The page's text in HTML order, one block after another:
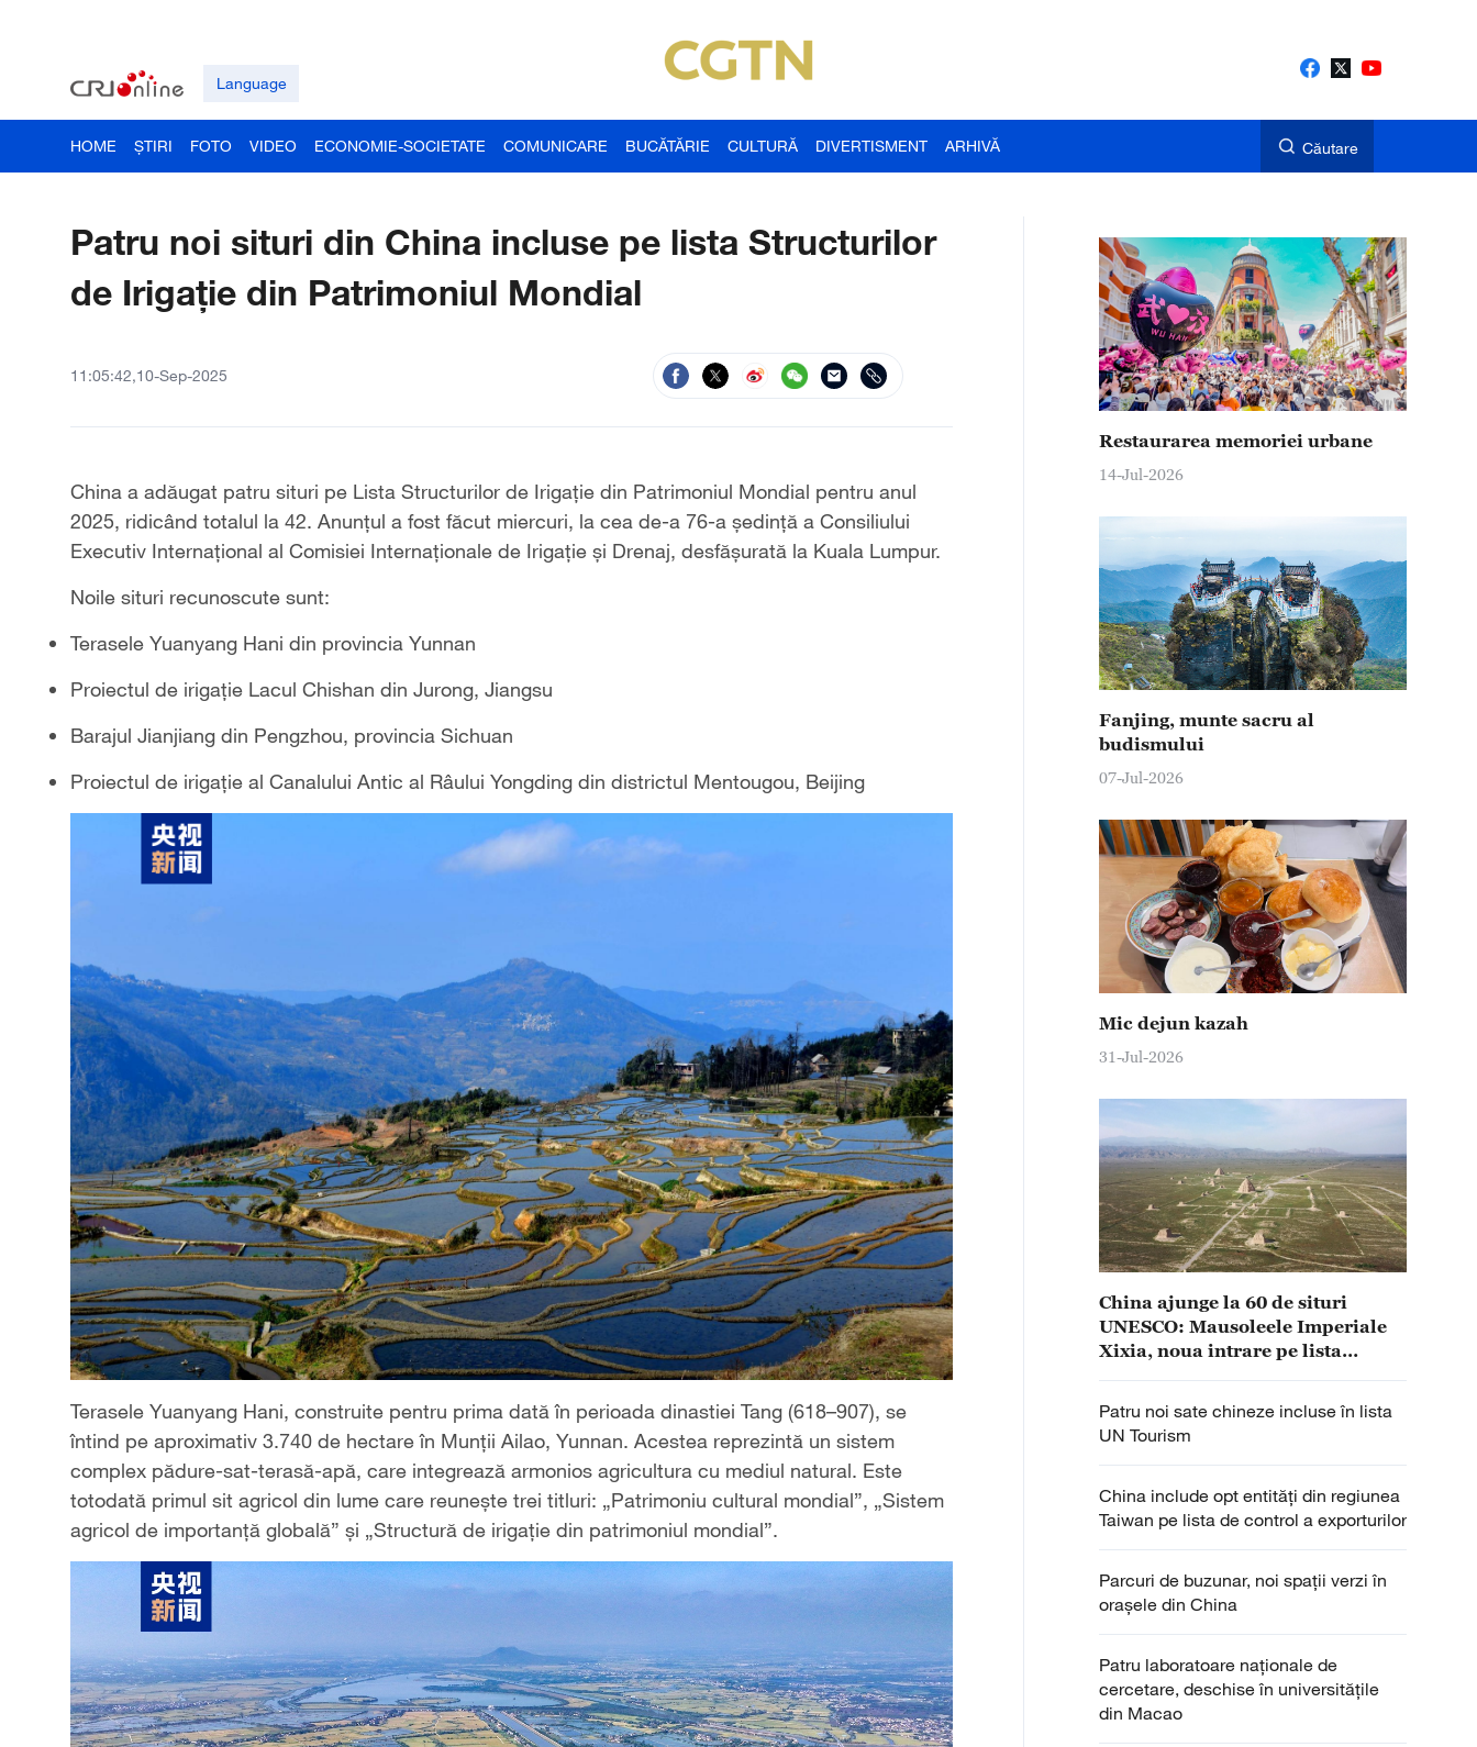
Language
HOME ȘTIRI FOTO VIDEO ECONOMIE-SOCIETATE COMUNICARE BUCĂTĂRIE CULTURĂ DIVERTISMENT ARHIVĂ Căutare
Patru noi situri din China incluse pe lista Structurilor
de Irigație din Patrimoniul Mondial
11:05:42,10-Sep-2025
China a adăugat patru situri pe Lista Structurilor de Irigație din Patrimoniul Mondial pentru anul
2025, ridicând totalul la 42. Anunțul a fost făcut miercuri, la cea de-a 76-a ședință a Consiliului
Executiv Internațional al Comisiei Internaționale de Irigație și Drenaj, desfășurată la Kuala Lumpur.
Noile situri recunoscute sunt:
Terasele Yuanyang Hani din provincia Yunnan
Proiectul de irigație Lacul Chishan din Jurong, Jiangsu
Barajul Jianjiang din Pengzhou, provincia Sichuan
Proiectul de irigație al Canalului Antic al Râului Yongding din districtul Mentougou, Beijing
Terasele Yuanyang Hani, construite pentru prima dată în perioada dinastiei Tang (618–907), se
întind pe aproximativ 3.740 de hectare în Munții Ailao, Yunnan. Acestea reprezintă un sistem
complex pădure-sat-terasă-apă, care integrează armonios agricultura cu mediul natural. Este
totodată primul sit agricol din lume care reunește trei titluri: „Patrimoniu cultural mondial”, „Sistem
agricol de importanță globală” și „Structură de irigație din patrimoniul mondial”.
Restaurarea memoriei urbane
14-Jul-2026
Fanjing, munte sacru al
budismului
07-Jul-2026
Mic dejun kazah
31-Jul-2026
China ajunge la 60 de situri
UNESCO: Mausoleele Imperiale
Xixia, noua intrare pe lista
Patru noi sate chineze incluse în lista
UN Tourism
China include opt entități din regiunea
Taiwan pe lista de control a exporturilor
Parcuri de buzunar, noi spații verzi în
orașele din China
Patru laboratoare naționale de
cercetare, deschise în universitățile
din Macao